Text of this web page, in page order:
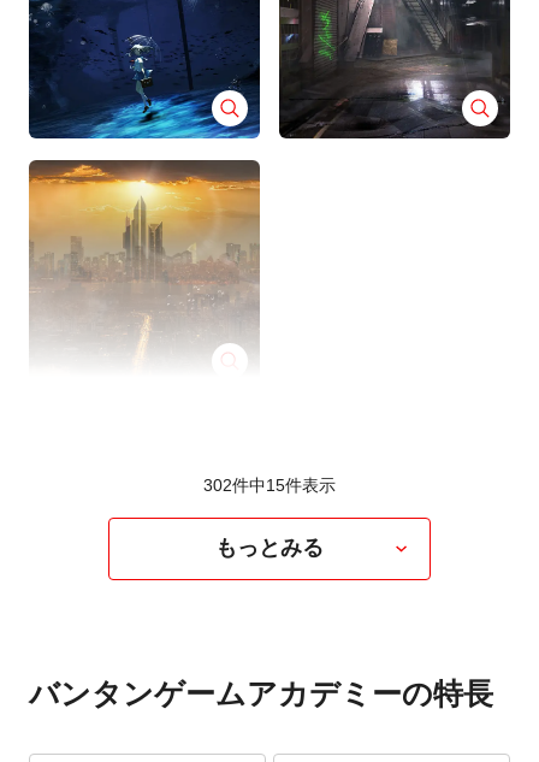
302件中15件表示
もっとみる
バンタンゲームアカデミーの特長